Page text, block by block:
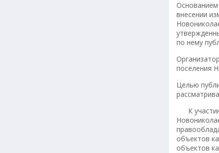
внесении
по нему
поселения
Целью
К участию
объектов
объектов